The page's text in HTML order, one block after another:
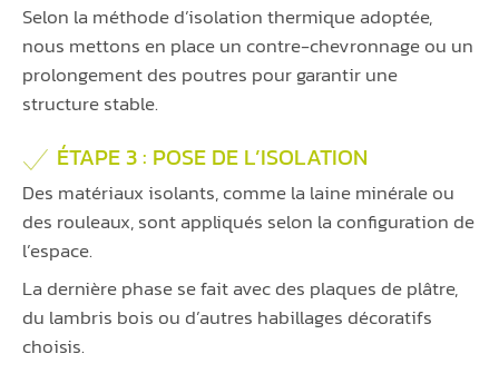
Selon la méthode d’isolation thermique adoptée,
nous mettons en place un contre-chevronnage ou un
prolongement des poutres pour garantir une
structure stable.
ÉTAPE 3 : POSE DE L’ISOLATION
Des matériaux isolants, comme la laine minérale ou
des rouleaux, sont appliqués selon la configuration de
l’espace.
La dernière phase se fait avec des plaques de plâtre,
du lambris bois ou d’autres habillages décoratifs
choisis.